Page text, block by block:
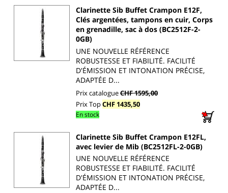
Clarinette Sib Buffet Crampon E12F,
Clés argentées, tampons en cuir, Corps
en grenadille, sac à dos (BC2512F-2-
0GB)
UNE NOUVELLE RÉFÉRENCE
ROBUSTESSE ET FIABILITÉ. FACILITÉ
D'ÉMISSION ET INTONATION PRÉCISE,
ADAPTÉE D...
Prix catalogueCHF 1595,00
Prix TopCHF 1435,50
En stock
Clarinette Sib Buffet Crampon E12FL,
avec levier de Mib (BC2512FL-2-0GB)
UNE NOUVELLE RÉFÉRENCE
ROBUSTESSE ET FIABILITÉ. FACILITÉ
D'ÉMISSION ET INTONATION PRÉCISE,
ADAPTÉE D...